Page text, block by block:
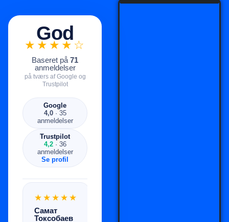
God
★★★★☆
Baseret på71
anmeldelser
på tværs af Google og
Trustpilot
Google
4,0· 35
anmeldelser
Trustpilot
4,2· 36
anmeldelser
Se profil
★★★★★
Самат
Токсобаев